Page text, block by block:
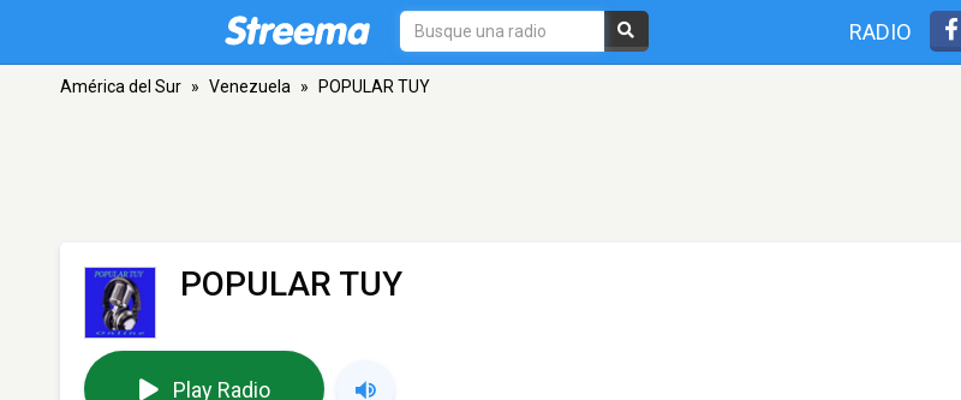
RADIO
América del Sur » Venezuela » POPULAR TUY
POPULAR TUY
Play Radio